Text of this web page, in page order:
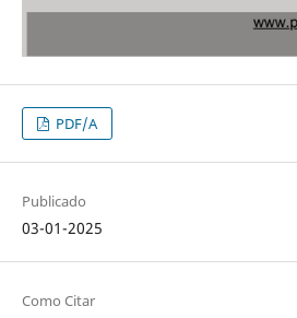
PDF/A
Publicado
03-01-2025
Como Citar